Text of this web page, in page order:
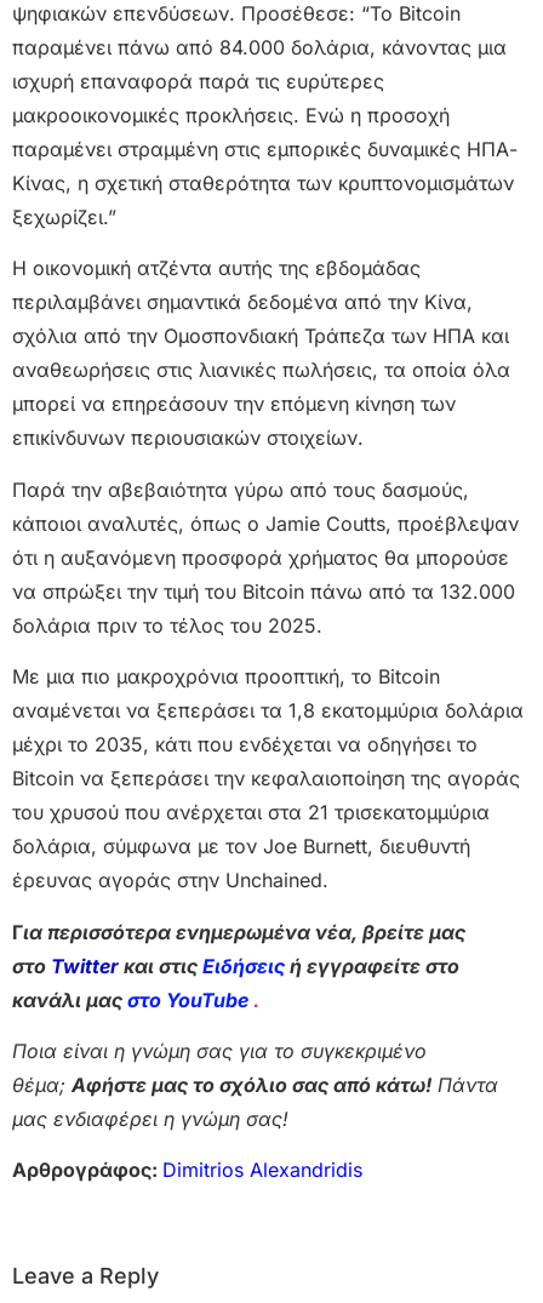
ψηφιακών επενδύσεων. Προσέθεσε: “Το Bitcoin
παραμένει πάνω από 84.000 δολάρια, κάνοντας μια
ισχυρή επαναφορά παρά τις ευρύτερες
μακροοικονομικές προκλήσεις. Ενώ η προσοχή
παραμένει στραμμένη στις εμπορικές δυναμικές ΗΠΑ-
Κίνας, η σχετική σταθερότητα των κρυπτονομισμάτων
ξεχωρίζει.”
Η οικονομική ατζέντα αυτής της εβδομάδας
περιλαμβάνει σημαντικά δεδομένα από την Κίνα,
σχόλια από την Ομοσπονδιακή Τράπεζα των ΗΠΑ και
αναθεωρήσεις στις λιανικές πωλήσεις, τα οποία όλα
μπορεί να επηρεάσουν την επόμενη κίνηση των
επικίνδυνων περιουσιακών στοιχείων.
Παρά την αβεβαιότητα γύρω από τους δασμούς,
κάποιοι αναλυτές, όπως ο Jamie Coutts, προέβλεψαν
ότι η αυξανόμενη προσφορά χρήματος θα μπορούσε
να σπρώξει την τιμή του Bitcoin πάνω από τα 132.000
δολάρια πριν το τέλος του 2025.
Με μια πιο μακροχρόνια προοπτική, το Bitcoin
αναμένεται να ξεπεράσει τα 1,8 εκατομμύρια δολάρια
μέχρι το 2035, κάτι που ενδέχεται να οδηγήσει το
Bitcoin να ξεπεράσει την κεφαλαιοποίηση της αγοράς
του χρυσού που ανέρχεται στα 21 τρισεκατομμύρια
δολάρια, σύμφωνα με τον Joe Burnett, διευθυντή
έρευνας αγοράς στην Unchained.
Για περισσότερα ενημερωμένα νέα, βρείτε μας
στο Twitter και στις Ειδήσεις ή εγγραφείτε στο
κανάλι μας στο YouTube .
Ποια είναι η γνώμη σας για το συγκεκριμένο
θέμα; Αφήστε μας το σχόλιο σας από κάτω! Πάντα
μας ενδιαφέρει η γνώμη σας!
Αρθρογράφος: Dimitrios Alexandridis
Leave a Reply